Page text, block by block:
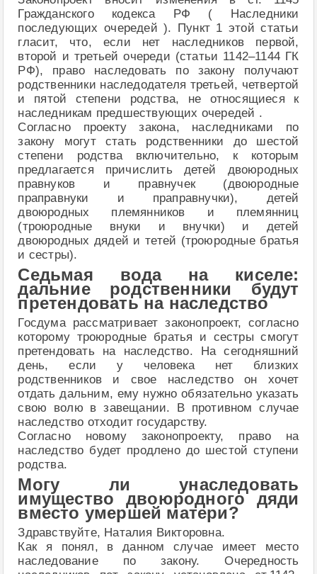
Гражданского кодекса РФ ( Наследники
последующих очередей ). Пункт 1 этой статьи
гласит, что, если нет наследников первой,
второй и третьей очереди (статьи 1142–1144 ГК
РФ), право наследовать по закону получают
родственники наследодателя третьей, четвертой
и пятой степени родства, не относящиеся к
наследникам предшествующих очередей .
Согласно проекту закона, наследниками по
закону могут стать родственники до шестой
степени родства включительно, к которым
предлагается причислить детей двоюродных
правнуков и правнучек (двоюродные
праправнуки и праправнучки), детей
двоюродных племянников и племянниц
(троюродные внуки и внучки) и детей
двоюродных дядей и тетей (троюродные братья
и сестры).
Седьмая вода на киселе:
дальние родственники будут
претендовать на наследство
Госдума рассматривает законопроект, согласно
которому троюродные братья и сестры смогут
претендовать на наследство. На сегодняшний
день, если у человека нет близких
родственников и свое наследство он хочет
отдать дальним, ему нужно обязательно указать
свою волю в завещании. В противном случае
наследство отходит государству.
Согласно новому законопроекту, право на
наследство будет продлено до шестой ступени
родства.
Могу ли унаследовать
имущество двоюродного дяди
вместо умершей матери?
Здравствуйте, Наталия Викторовна.
Как я понял, в данном случае имеет место
наследование по закону. Очередность